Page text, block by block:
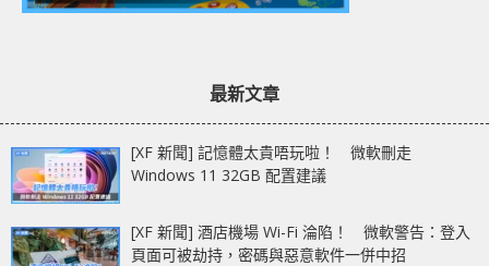
最新文章
[XF 新聞] 記憶體太貴唔玩啦！ 微軟刪走
Windows 11 32GB 配置建議
[XF 新聞] 酒店機場 Wi-Fi 淪陷！ 微軟警告：登入
頁面可被劫持，密碼與惡意軟件一併中招